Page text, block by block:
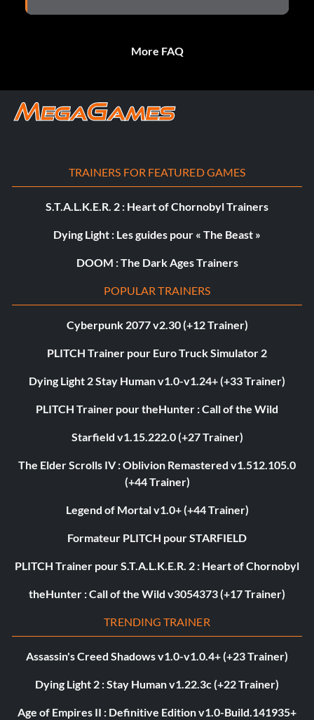
More FAQ
TRAINERS FOR FEATURED GAMES
S.T.A.L.K.E.R. 2 : Heart of Chornobyl Trainers
Dying Light : Les guides pour « The Beast »
DOOM : The Dark Ages Trainers
POPULAR TRAINERS
Cyberpunk 2077 v2.30 (+12 Trainer)
PLITCH Trainer pour Euro Truck Simulator 2
Dying Light 2 Stay Human v1.0-v1.24+ (+33 Trainer)
PLITCH Trainer pour theHunter : Call of the Wild
Starfield v1.15.222.0 (+27 Trainer)
The Elder Scrolls IV : Oblivion Remastered v1.512.105.0
(+44 Trainer)
Legend of Mortal v1.0+ (+44 Trainer)
Formateur PLITCH pour STARFIELD
PLITCH Trainer pour S.T.A.L.K.E.R. 2 : Heart of Chornobyl
theHunter : Call of the Wild v3054373 (+17 Trainer)
TRENDING TRAINER
Assassin's Creed Shadows v1.0-v1.0.4+ (+23 Trainer)
Dying Light 2 : Stay Human v1.22.3c (+22 Trainer)
Age of Empires II : Definitive Edition v1.0-Build.141935+